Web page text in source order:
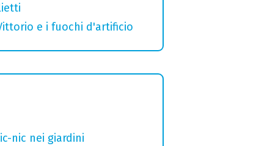
e i fuochi d'artificio
nic nei giardini